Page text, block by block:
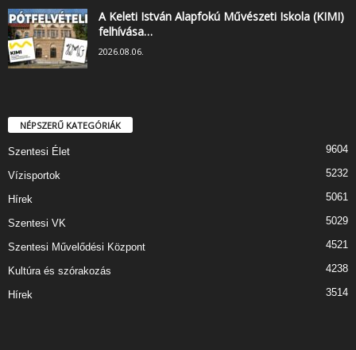
A Keleti István Alapfokú Művészeti Iskola (KIMI)
felhívása…
2026.08.06.
NÉPSZERŰ KATEGÓRIÁK
Szentesi Élet 9604
Vízisportok 5232
Hírek 5061
Szentesi VK 5029
Szentesi Művelődési Központ 4521
Kultúra és szórakozás 4238
Hírek 3514